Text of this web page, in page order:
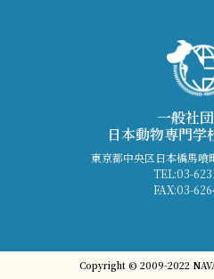
一般社
日本動物専門学
東京都中央区日本橋馬喰
TEL:03-
FAX:03-
Copyright © 2009-2022